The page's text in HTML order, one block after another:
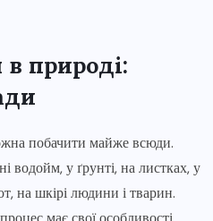
природі:
побачити майже всюди.
водойм, у ґрунті, на листках, у
на шкірі людини і тварин.